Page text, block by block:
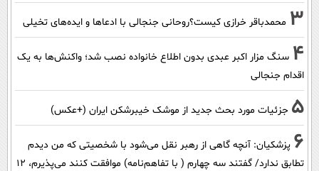
3 محمدباقر خرازی کیست؟روحانی جنجالی با ادعاها و ایده‌های تخیلی
4 سنگ مزار اکبر عبدی بدون اطلاع خانواده نصب شد؛ واکنش‌ها به یک
اقدام جنجالی
5 جزئیات مورد بحث جدید از موشک خیبرشکن ایران (+عکس)
6 پزشکیان‌: آنچه گاهی از رهبر نقل می‌شود با شخصیتی که من دیدم
تطابق ندارد/ گفتند سه چهارم ( با تفاهم‌نامه) موافقت کنند می‌پذیرم، 12